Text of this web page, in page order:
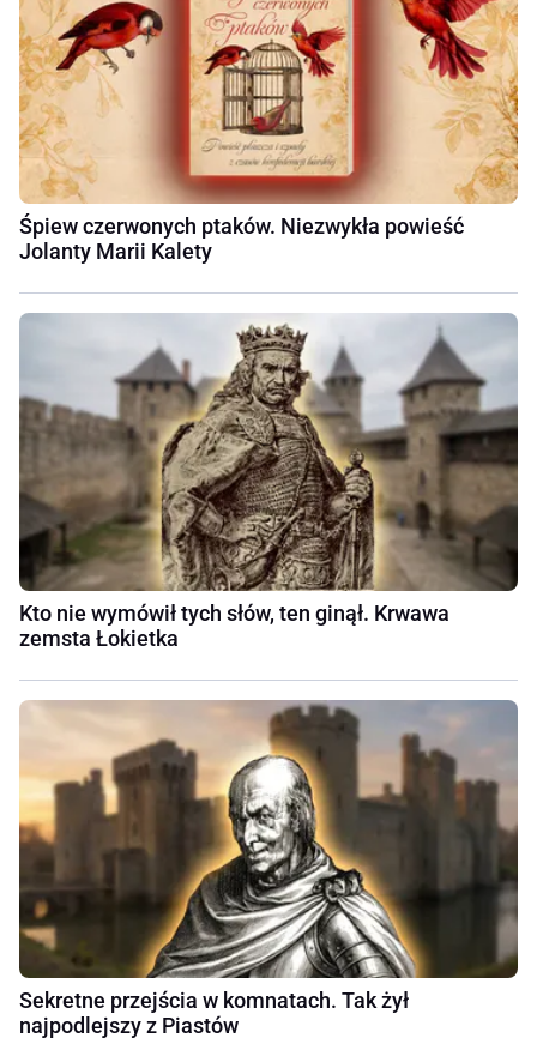
Śpiew czerwonych ptaków. Niezwykła powieść
Jolanty Marii Kalety
Kto nie wymówił tych słów, ten ginął. Krwawa
zemsta Łokietka
Sekretne przejścia w komnatach. Tak żył
najpodlejszy z Piastów